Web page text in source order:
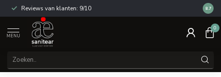
Reviews van klanten: 9/10 14
8.7
MENU
0